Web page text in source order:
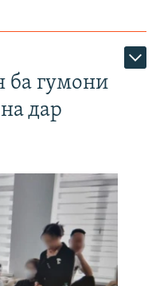
ба гумони
дар